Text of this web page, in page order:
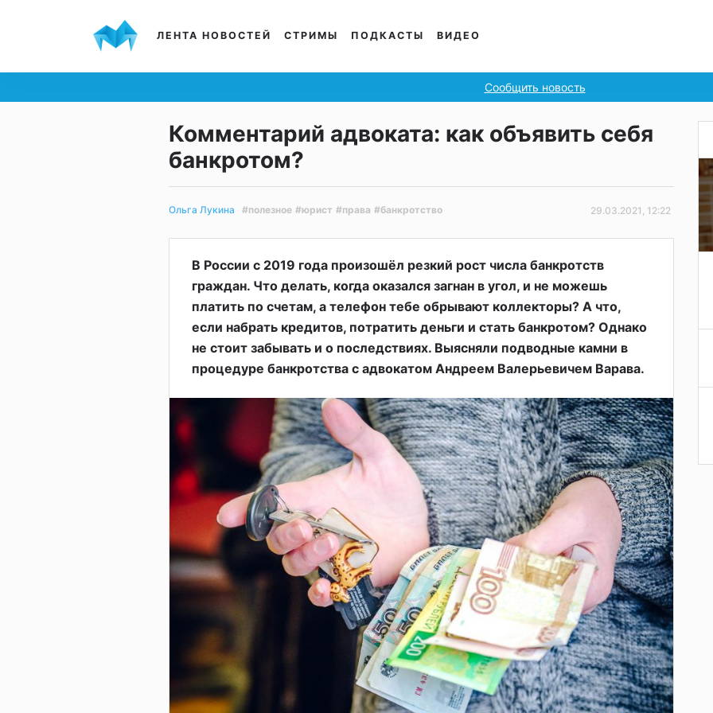
ЛЕНТА НОВОСТЕЙ СТРИМЫ ПОДКАСТЫ ВИДЕО
Сообщить новость
Комментарий адвоката: как объявить себя
банкротом?
Ольга Лукина #полезное #юрист #права #банкротство 29.03.2021, 12:22
В России с 2019 года произошёл резкий рост числа банкротств
граждан. Что делать, когда оказался загнан в угол, и не можешь
платить по счетам, а телефон тебе обрывают коллекторы? А что,
если набрать кредитов, потратить деньги и стать банкротом? Однако
не стоит забывать и о последствиях. Выясняли подводные камни в
процедуре банкротства с адвокатом Андреем Валерьевичем Варава.